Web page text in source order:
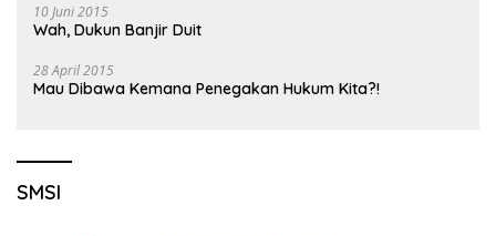
10 Juni 2015
Wah, Dukun Banjir Duit
28 April 2015
Mau Dibawa Kemana Penegakan Hukum Kita?!
SMSI